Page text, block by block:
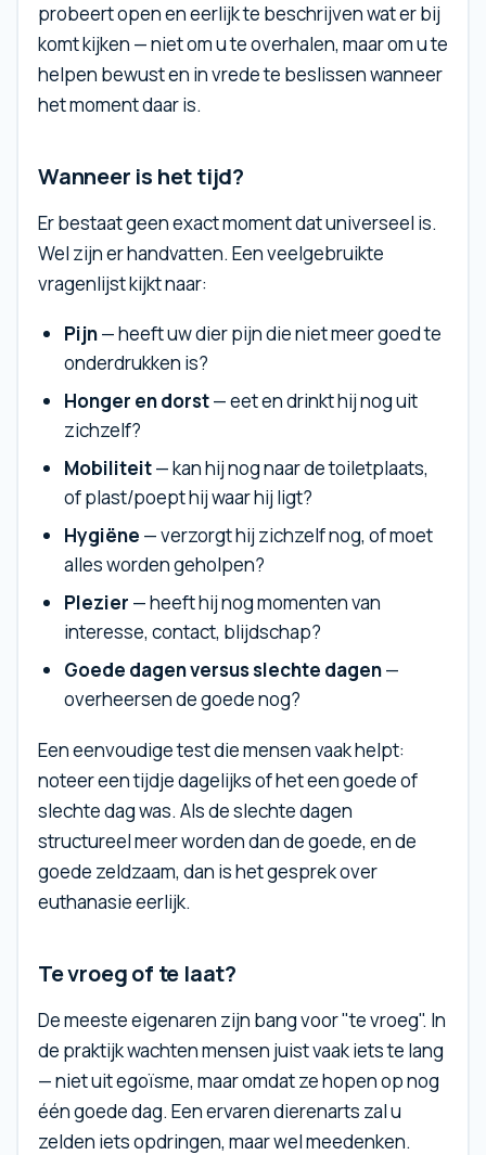
probeert open en eerlijk te beschrijven wat er bij
komt kijken — niet om u te overhalen, maar om u te
helpen bewust en in vrede te beslissen wanneer
het moment daar is.
Wanneer is het tijd?
Er bestaat geen exact moment dat universeel is.
Wel zijn er handvatten. Een veelgebruikte
vragenlijst kijkt naar:
Pijn— heeft uw dier pijn die niet meer goed te
onderdrukken is?
Honger en dorst— eet en drinkt hij nog uit
zichzelf?
Mobiliteit— kan hij nog naar de toiletplaats,
of plast/poept hij waar hij ligt?
Hygiëne — verzorgt hij zichzelf nog, of moet
alles worden geholpen?
Plezier — heeft hij nog momenten van
interesse, contact, blijdschap?
Goede dagen versus slechte dagen—
overheersen de goede nog?
Een eenvoudige test die mensen vaak helpt:
noteer een tijdje dagelijks of het een goede of
slechte dag was. Als de slechte dagen
structureel meer worden dan de goede, en de
goede zeldzaam, dan is het gesprek over
euthanasie eerlijk.
Te vroeg of te laat?
De meeste eigenaren zijn bang voor "te vroeg". In
de praktijk wachten mensen juist vaak iets te lang
— niet uit egoïsme, maar omdat ze hopen op nog
één goede dag. Een ervaren dierenarts zal u
zelden iets opdringen, maar wel meedenken.